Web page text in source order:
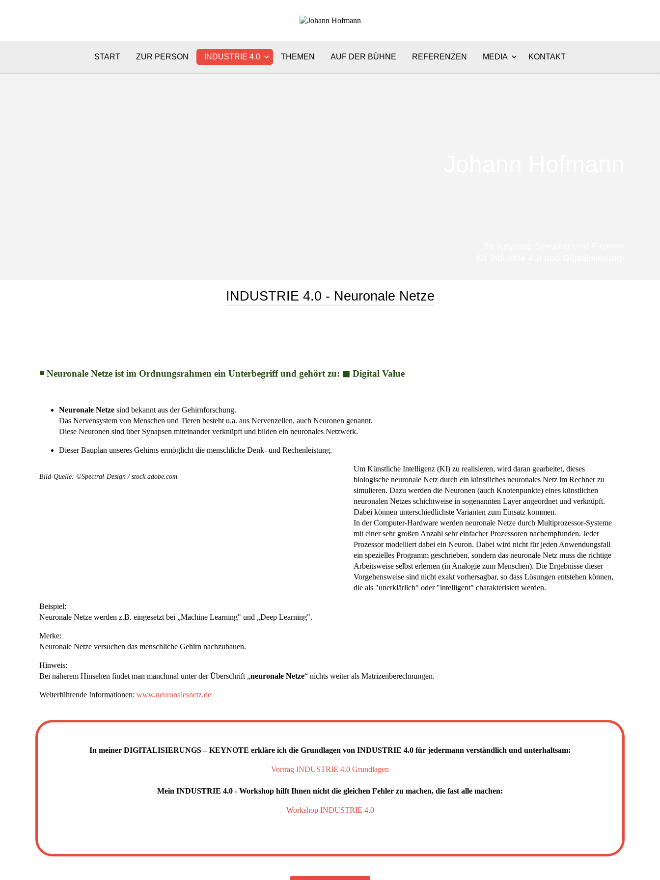
START ZUR PERSON INDUSTRIE 4.0 THEMEN AUF DER BÜHNE REFERENZEN MEDIA KONTAKT
INDUSTRIE 4.0 - Neuronale Netze
◾ Neuronale Netze ist im Ordnungsrahmen ein Unterbegriff und gehört zu: ◼ Digital Value
Neuronale Netze sind bekannt aus der Gehirnforschung.
Das Nervensystem von Menschen und Tieren besteht u.a. aus Nervenzellen, auch Neuronen genannt.
Diese Neuronen sind über Synapsen miteinander verknüpft und bilden ein neuronales Netzwerk.
Dieser Bauplan unseres Gehirns ermöglicht die menschliche Denk- und Rechenleistung.
Bild-Quelle: ©Spectral-Design / stock.adobe.com
Um Künstliche Intelligenz (KI) zu realisieren, wird daran gearbeitet, dieses
biologische neuronale Netz durch ein künstliches neuronales Netz im Rechner zu
simulieren. Dazu werden die Neuronen (auch Knotenpunkte) eines künstlichen
neuronalen Netzes schichtweise in sogenannten Layer angeordnet und verknüpft.
Dabei können unterschiedlichste Varianten zum Einsatz kommen.
In der Computer-Hardware werden neuronale Netze durch Multiprozessor-Systeme
mit einer sehr großen Anzahl sehr einfacher Prozessoren nachempfunden. Jeder
Prozessor modelliert dabei ein Neuron. Dabei wird nicht für jeden Anwendungsfall
ein spezielles Programm geschrieben, sondern das neuronale Netz muss die richtige
Arbeitsweise selbst erlernen (in Analogie zum Menschen). Die Ergebnisse dieser
Vorgehensweise sind nicht exakt vorhersagbar, so dass Lösungen entstehen können,
die als "unerklärlich" oder "intelligent" charakterisiert werden.
Beispiel:
Neuronale Netze werden z.B. eingesetzt bei „Machine Learning" und „Deep Learning".
Merke:
Neuronale Netze versuchen das menschliche Gehirn nachzubauen.
Hinweis:
Bei näherem Hinsehen findet man manchmal unter der Überschrift „neuronale Netze“ nichts weiter als Matrizenberechnungen.
Weiterführende Informationen: www.neuronalesnetz.de
In meiner DIGITALISIERUNGS – KEYNOTE erkläre ich die Grundlagen von INDUSTRIE 4.0 für jedermann verständlich und unterhaltsam:
Vortrag INDUSTRIE 4.0 Grundlagen
Mein INDUSTRIE 4.0 - Workshop hilft Ihnen nicht die gleichen Fehler zu machen, die fast alle machen:
Workshop INDUSTRIE 4.0